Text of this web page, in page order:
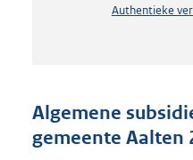
Authentieke
Algemene
gemeente Aalten